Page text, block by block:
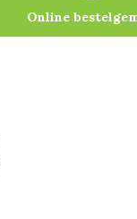
Online